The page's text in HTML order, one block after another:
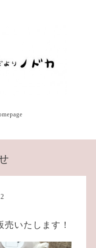
いたします！